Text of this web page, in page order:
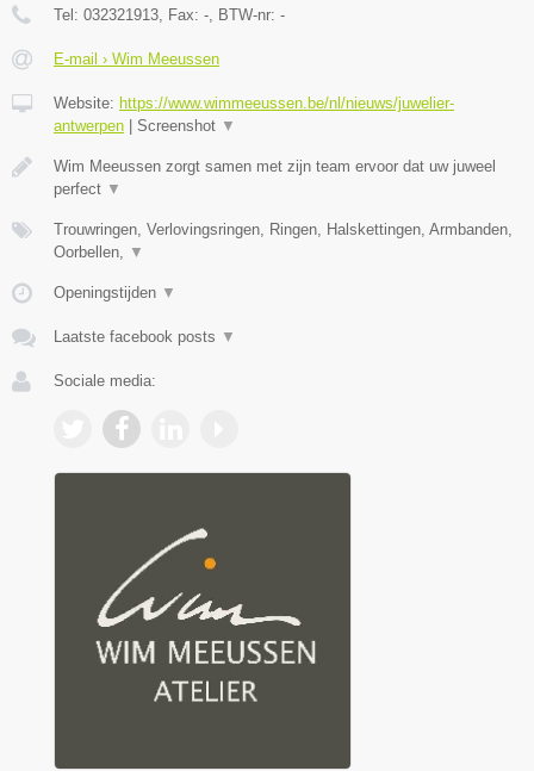
Tel: 032321913 , Fax: - , BTW-nr: -
E-mail › Wim Meeussen
Website: https://www.wimmeeussen.be/nl/nieuws/juwelier-
antwerpen | Screenshot ▼
Wim Meeussen zorgt samen met zijn team ervoor dat uw juweel
perfect ▼
Trouwringen, Verlovingsringen, Ringen, Halskettingen, Armbanden,
Oorbellen,
▼
Openingstijden ▼
Laatste facebook posts ▼
Sociale media: